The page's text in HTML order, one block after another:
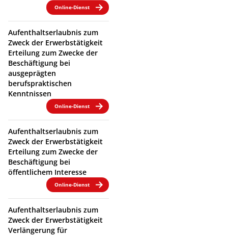
Online-Dienst
Aufenthaltserlaubnis zum
Zweck der Erwerbstätigkeit
Erteilung zum Zwecke der
Beschäftigung bei
ausgeprägten
berufspraktischen
Kenntnissen
Online-Dienst
Aufenthaltserlaubnis zum
Zweck der Erwerbstätigkeit
Erteilung zum Zwecke der
Beschäftigung bei
öffentlichem Interesse
Online-Dienst
Aufenthaltserlaubnis zum
Zweck der Erwerbstätigkeit
Verlängerung für